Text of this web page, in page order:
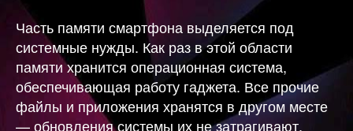
Часть памяти смартфона выделяется под
системные нужды. Как раз в этой области
памяти хранится операционная система,
обеспечивающая работу гаджета. Все прочие
файлы и приложения хранятся в другом месте
— обновления системы их не затрагивают.